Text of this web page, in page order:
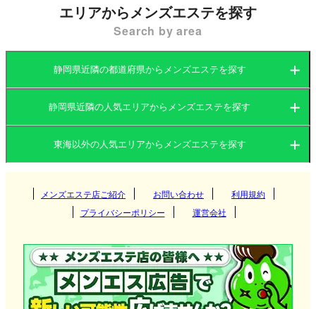
エリアからメンズエステを探す
Search by area
静岡県近隣の都道府県からメンズエステを探す
愛知県 岐阜県
三重県 静岡県
静岡県近隣の人気エリアからメンズエステを探す
名古屋
千種
岐阜県
多治見
松阪 静岡県
東海以外の人気エリアからメンズエステを探す
関東
栃木県 東京都
大阪府 京都府
北海道・東北
九州・沖縄
メンズエステ店ご紹介 お問い合わせ
利用規約
プライバシーポリシー
運営会社